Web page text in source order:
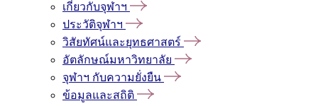
เกี่ยวกับจุฬาฯ
ประวัติจุฬาฯ
วิสัยทัศน์และยุทธศาสตร์
อัตลักษณ์มหาวิทยาลัย
จุฬาฯ กับความยั่งยืน
ข้อมูลและสถิติ